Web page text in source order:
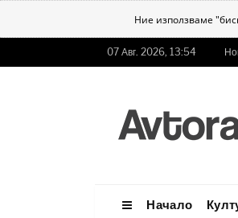
Ние използваме
07 Авг. 2026, 13:54
Начало